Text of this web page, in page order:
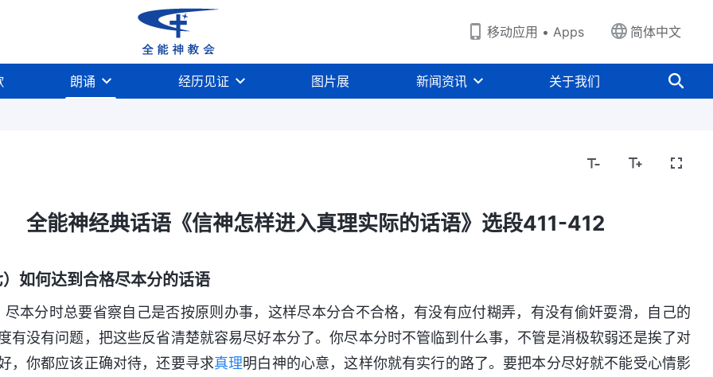
移动应用 • Apps 简体中文
朗诵 经历见证 图片展 新闻资讯 关于我们
的话语 关于国度时代宪法、行政及诫命的话语 神对人的要求与劝勉、安慰、警戒的话语
全能神经典话语《信神怎样进入真理实际的话语》选段411-412
如何达到合格尽本分的话语
本分时总要省察自己是否按原则办事，这样尽本分合不合格，有没有应付糊弄，有没有偷奸耍滑，自己的
有没有问题，把这些反省清楚就容易尽好本分了。你尽本分时不管临到什么事，不管是消极软弱还是挨了对
，你都应该正确对待，还要寻求真理明白神的心意，这样你就有实行的路了。要把本分尽好就不能受心情影